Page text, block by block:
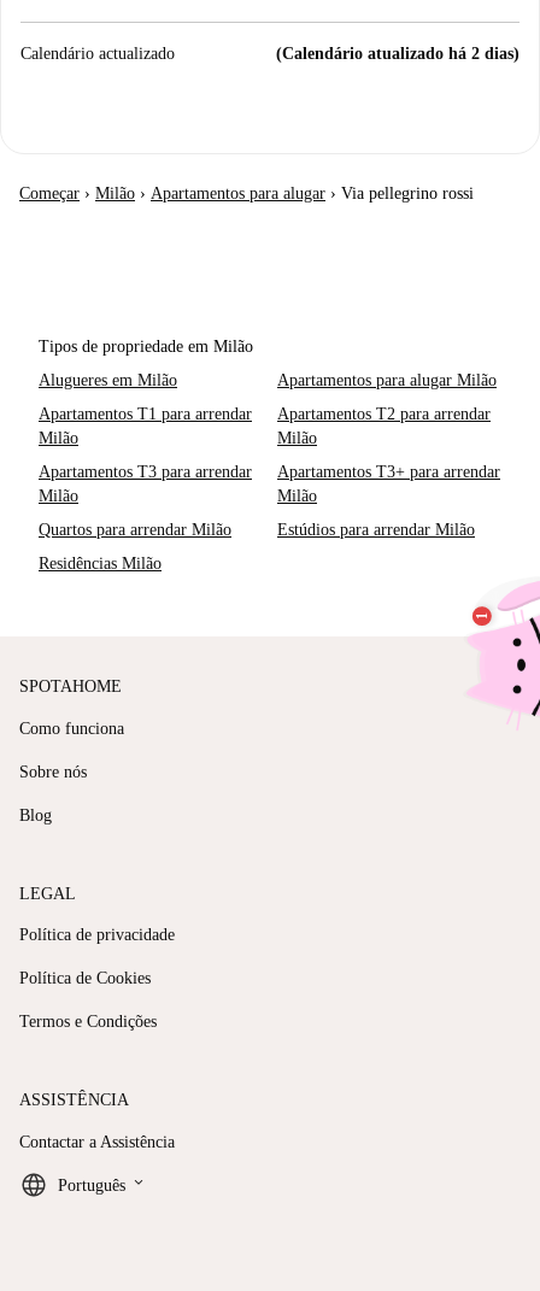
Calendário actualizado (Calendário atualizado há 2 dias)
Começar › Milão › Apartamentos para alugar › Via pellegrino rossi
Tipos de propriedade em Milão
Alugueres em Milão
Apartamentos para alugar Milão
Apartamentos T1 para arrendar
Milão
Apartamentos T2 para arrendar
Milão
Apartamentos T3 para arrendar
Milão
Apartamentos T3+ para arrendar
Milão
Quartos para arrendar Milão
Estúdios para arrendar Milão
Residências Milão
SPOTAHOME
Como funciona
Sobre nós
Blog
LEGAL
Política de privacidade
Política de Cookies
Termos e Condições
ASSISTÊNCIA
Contactar a Assistência
Português keyboard_arrow_down